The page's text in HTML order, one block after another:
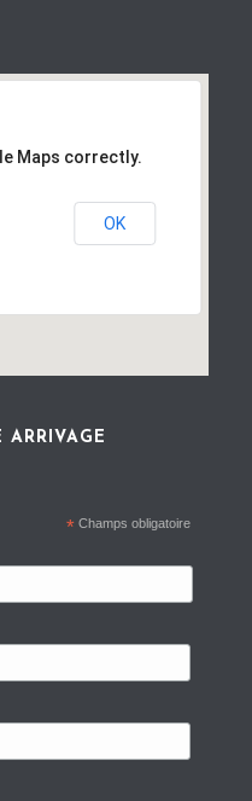
Maps correctly.
OK
* Champs obligatoire